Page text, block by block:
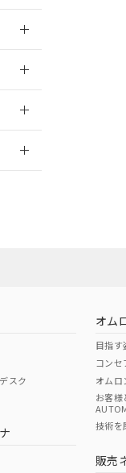
スク
オム
目指す
コン
オムロ
お客様
技術を
販売